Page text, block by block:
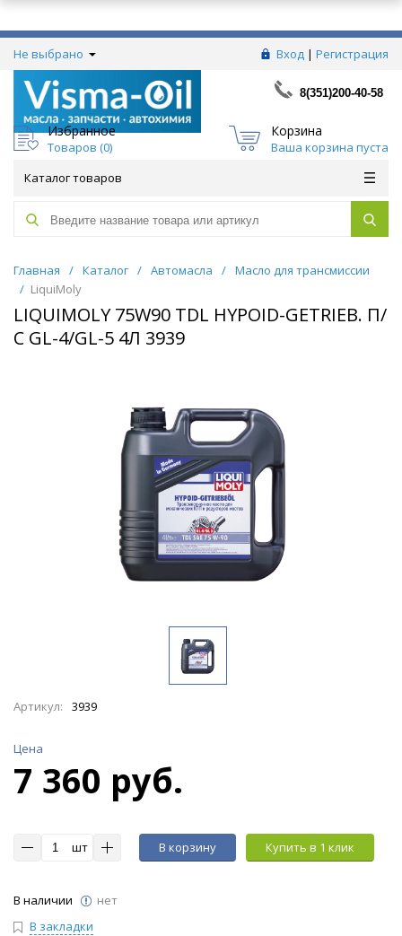
Не выбрано Вход | Регистрация
8(351)200-40-58
Избранное
Товаров (0)
Корзина
Ваша корзина пуста
Каталог товаров
Главная / Каталог / Автомасла / Масло для трансмиссии
/ LiquiMoly
LIQUIMOLY 75W90 TDL HYPOID-GETRIEB. П/
С GL-4/GL-5 4Л 3939
Артикул: 3939
Цена
7 360 руб.
шт В корзину Купить в 1 клик
В наличии
нет
В закладки